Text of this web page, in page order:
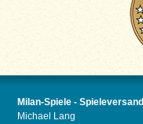
Milan-Spiele - Spieleversand
Michael Lang